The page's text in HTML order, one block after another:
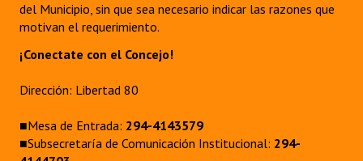
del Municipio, sin que sea necesario indicar las razones que
motivan el requerimiento.
¡Conectate con el Concejo!
Dirección: Libertad 80
■Mesa de Entrada: 294-4143579
■Subsecretaría de Comunicación Institucional: 294-